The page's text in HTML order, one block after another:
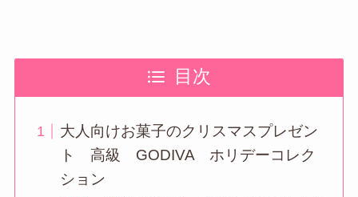
目次
大人向けお菓子のクリスマスプレゼン
ト 高級 GODIVA ホリデーコレク
ション